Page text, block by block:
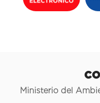
Ministerio del